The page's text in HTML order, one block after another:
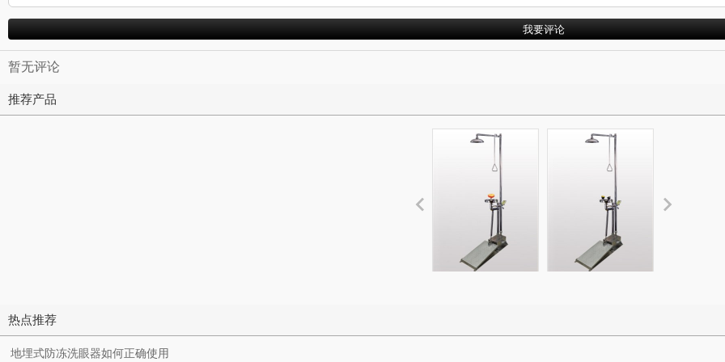
暂无评论
推荐产品
热点推荐
地埋式防冻洗眼器如何正确使用